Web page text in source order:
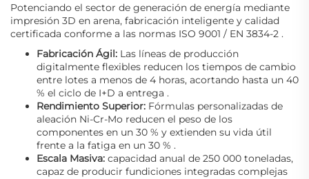
Potenciando el sector de generación de energía mediante
impresión 3D en arena, fabricación inteligente y calidad
certificada conforme a las normas ISO 9001 / EN 3834-2 .
Fabricación Ágil: Las líneas de producción
digitalmente flexibles reducen los tiempos de cambio
entre lotes a menos de 4 horas, acortando hasta un 40
% el ciclo de I+D a entrega .
Rendimiento Superior: Fórmulas personalizadas de
aleación Ni-Cr-Mo reducen el peso de los
componentes en un 30 % y extienden su vida útil
frente a la fatiga en un 30 % .
Escala Masiva: capacidad anual de 250 000 toneladas,
capaz de producir fundiciones integradas complejas